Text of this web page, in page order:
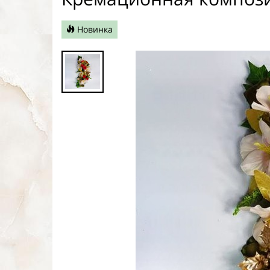
Новинка